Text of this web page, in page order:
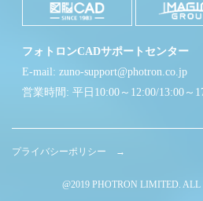
フォトロンCADサポートセンター
E-mail: zuno-support@photron.co.jp
営業時間: 平日10:00～12:00/13:00～
プライバシーポリシー →
@2019 PHOTRON LIMITED. ALL